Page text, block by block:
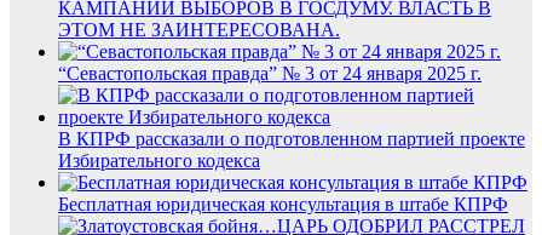
КАМПАНИИ ВЫБОРОВ В ГОСДУМУ. ВЛАСТЬ В
ЭТОМ НЕ ЗАИНТЕРЕСОВАНА.
“Севастопольская правда” № 3 от 24 января 2025 г.
В КПРФ рассказали о подготовленном партией проекте
Избирательного кодекса
Бесплатная юридическая консультация в штабе КПРФ